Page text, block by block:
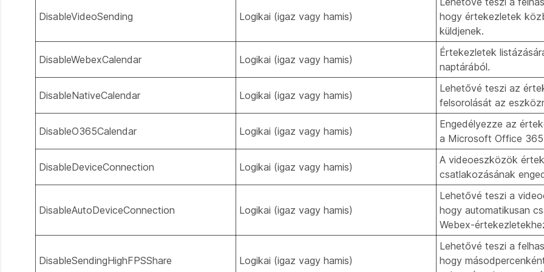
DisableVideoSending Logikai (igaz vagy hamis)
hogy értekezletek
küldjenek.
DisableWebexCalendar Logikai (igaz vagy hamis)
Értekezletek
naptárából.
DisableNativeCalendar Logikai (igaz vagy hamis)
Lehetővé teszi az
felsorolását az
DisableO365Calendar Logikai (igaz vagy hamis)
Engedélyezze az
a Microsoft Office
DisableDeviceConnection Logikai (igaz vagy hamis)
A videoeszközök
csatlakozásának
DisableAutoDeviceConnection Logikai (igaz vagy hamis)
Lehetővé teszi a
hogy automatikusan
Webex-
DisableSendingHighFPSShare Logikai (igaz vagy hamis)
Lehetővé teszi a
hogy